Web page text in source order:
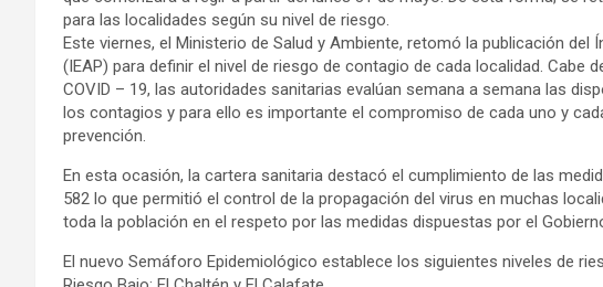
para las localidades según su nivel de riesgo.
Este viernes, el Ministerio de Salud y Ambiente, retomó la publicación del
(IEAP) para definir el nivel de riesgo de contagio de cada localidad. Cabe
COVID – 19, las autoridades sanitarias evalúan semana a semana las
los contagios y para ello es importante el compromiso de cada uno y
prevención.
En esta ocasión, la cartera sanitaria destacó el cumplimiento de las
582 lo que permitió el control de la propagación del virus en muchas
toda la población en el respeto por las medidas dispuestas por el
El nuevo Semáforo Epidemiológico establece los siguientes niveles de